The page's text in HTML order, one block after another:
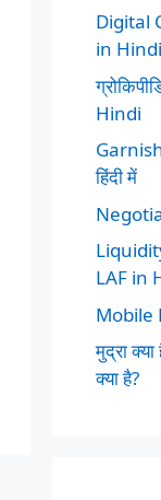
Digital
in Hindi
Hindi
हिंदी में
LAF in
Mobile
मुद्रा
क्या है?